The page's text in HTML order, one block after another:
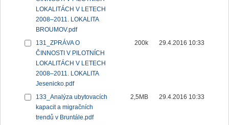
LOKALITÁCH V LETECH
2008–2011. LOKALITA
BROUMOV.pdf
131_ZPRÁVA O
ČINNOSTI V PILOTNÍCH
LOKALITÁCH V LETECH
2008–2011. LOKALITA
Jesenicko.pdf
200k 29.4.2016 10:33
133_Analýza ubytovacích
kapacit a migračních
trendů v Bruntále.pdf
2,5MB 29.4.2016 10:33